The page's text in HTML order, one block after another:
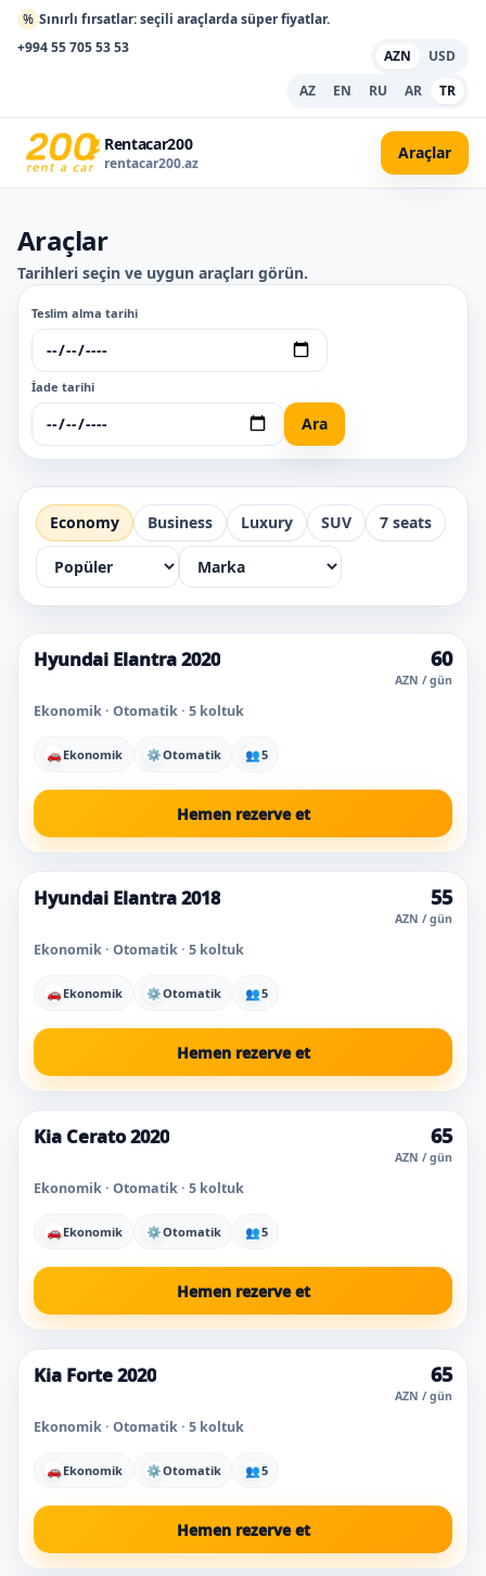
% Sınırlı fırsatlar: seçili araçlarda süper fiyatlar.
+994 55 705 53 53
AZN
USD
AZ
EN RU AR TR
Rentacar200
rentacar200.az
Araçlar
Araçlar
Tarihleri seçin ve uygun araçları görün.
Teslim alma tarihi
İade tarihi
Ara
Economy Business Luxury SUV 7 seats
Süper fiyat En çok seçilen
Hyundai Elantra 2020 60
AZN / gün
Ekonomik · Otomatik · 5 koltuk
🚗 Ekonomik ⚙Otomatik 👥5
Hemen rezerve et
Bugün popüler
Hyundai Elantra 2018 55
AZN / gün
Ekonomik · Otomatik · 5 koltuk
🚗 Ekonomik ⚙Otomatik 👥5
Hemen rezerve et
Kia Cerato 2020 65
AZN / gün
Ekonomik · Otomatik · 5 koltuk
🚗 Ekonomik ⚙Otomatik 👥5
Hemen rezerve et
Süper fiyat En çok seçilen
Kia Forte 2020 65
AZN / gün
Ekonomik · Otomatik · 5 koltuk
🚗 Ekonomik ⚙Otomatik 👥5
Hemen rezerve et